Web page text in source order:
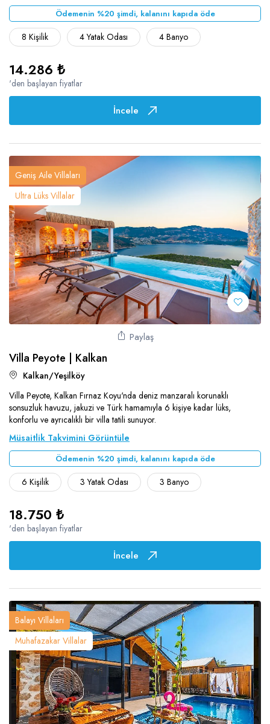
Ödemenin %20 şimdi, kalanını kapıda öde
8 Kişilik 4 Yatak Odası 4 Banyo
14.286 ₺
'den başlayan fiyatlar
İncele
Geniş Aile Villaları
Ultra Lüks Villalar
Paylaş
Villa Peyote | Kalkan
Kalkan/Yeşilköy
Villa Peyote, Kalkan Fırnaz Koyu'nda deniz manzaralı korunaklı
sonsuzluk havuzu, jakuzi ve Türk hamamıyla 6 kişiye kadar lüks,
konforlu ve ayrıcalıklı bir villa tatili sunuyor.
Müsaitlik Takvimini Görüntüle
Ödemenin %20 şimdi, kalanını kapıda öde
6 Kişilik 3 Yatak Odası 3 Banyo
18.750 ₺
'den başlayan fiyatlar
İncele
Balayı Villaları
Muhafazakar Villalar